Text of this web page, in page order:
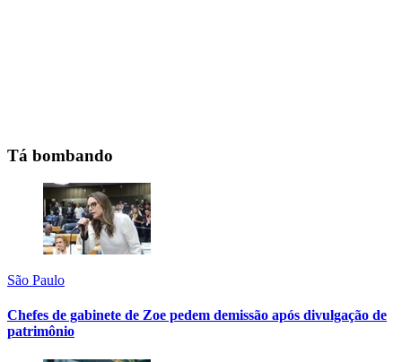
Tá bombando
São Paulo
Chefes de gabinete de Zoe pedem demissão após divulgação de
patrimônio